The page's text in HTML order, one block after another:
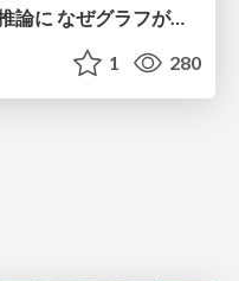
AIエージェントの知識表現と推論に なぜグラフが使われるのか - 記号的AIの復権とニューラルAIとの統合
1 280